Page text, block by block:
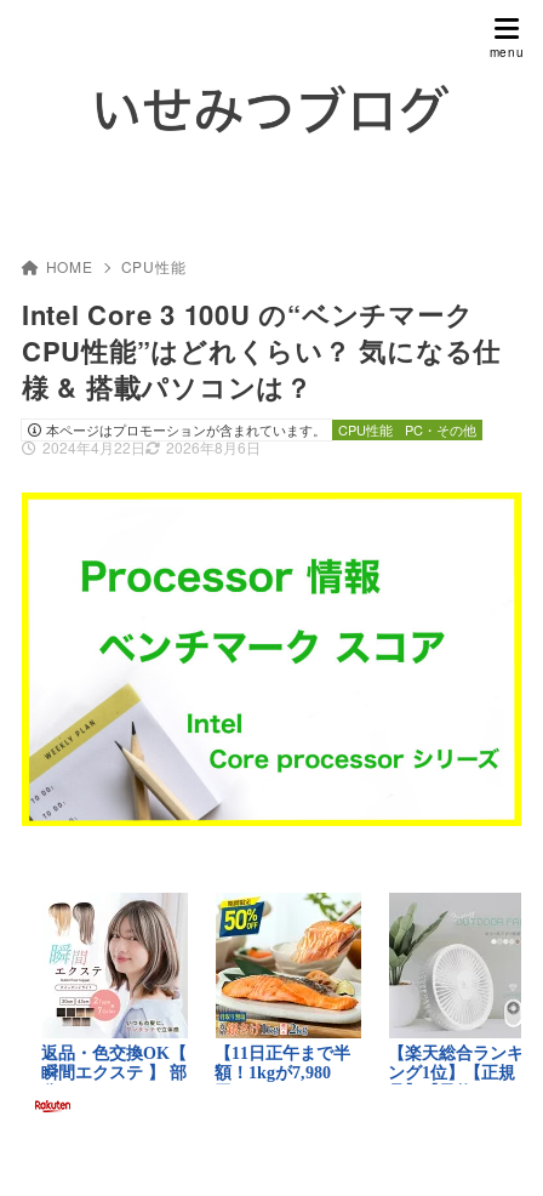
HOME CPU性能
Intel Core 3 100U の“ベンチマーク
CPU性能”はどれくらい？ 気になる仕
様 & 搭載パソコンは？
本ページはプロモーションが含まれています。
2024年4月22日 2026年8月6日
CPU性能 PC・その他